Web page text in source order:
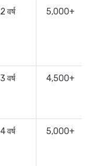
2 वर्ष 5,000+
3 वर्ष 4,500+
4 वर्ष 5,000+